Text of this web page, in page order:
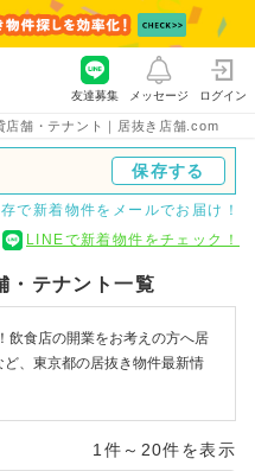
店舗・テナント｜居抜き店舗.com
友達募集 メッセージ ログイン
保存する
で新着物件をメールでお届け！
LINEで新着物件をチェック！
・テナント一覧
飲食店の開業をお考えの方へ居
、東京都の居抜き物件最新情
1件～20件を表示